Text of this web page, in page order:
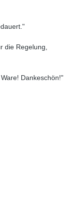
die Regelung,
Dankeschön!"